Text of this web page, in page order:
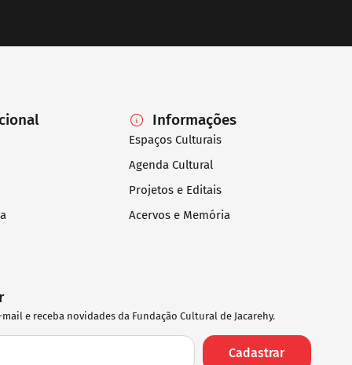
Informações
Espaços Culturais
Agenda Cultural
Projetos e Editais
Acervos e Memória
e receba novidades da Fundação Cultural de Jacarehy.
Cadastrar